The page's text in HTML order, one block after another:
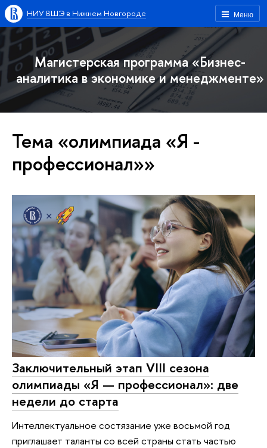
Меню
НИУ ВШЭ в Нижнем Новгороде
Магистерская программа «Бизнес-
аналитика в экономике и менеджменте»
Тема «олимпиада «Я -
профессионал»»
Заключительный этап VIII сезона
олимпиады «Я — профессионал»: две
недели до старта
Интеллектуальное состязание уже восьмой год
приглашает таланты со всей страны стать частью